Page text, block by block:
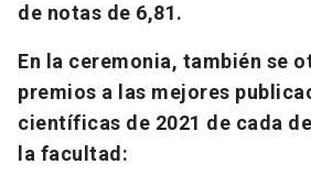
de notas de 6,81.
En la ceremonia, también se
premios a las mejores
científicas de 2021 de cada
la facultad: